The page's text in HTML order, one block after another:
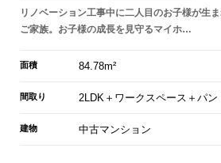
リノベーション工事中に二人目のお子様が生
ご家族。お子様の成長を見守るマイホ…
面積 84.78m²
間取り 2LDK＋ワークスペース＋パン
建物 中古マンション